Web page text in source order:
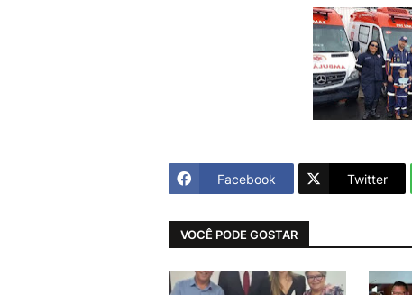
Facebook Twitter
VOCÊ PODE GOSTAR